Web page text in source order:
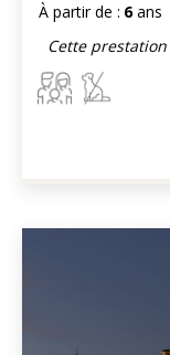
À partir de : 6 ans
Cette